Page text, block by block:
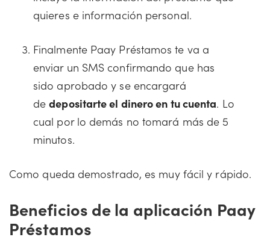
quieres e información personal.
Finalmente Paay Préstamos te va a
enviar un SMS confirmando que has
sido aprobado y se encargará
dedepositarte el dinero en tu cuenta. Lo
cual por lo demás no tomará más de 5
minutos.
Como queda demostrado, es muy fácil y rápido.
Beneficios de la aplicación Paay
Préstamos